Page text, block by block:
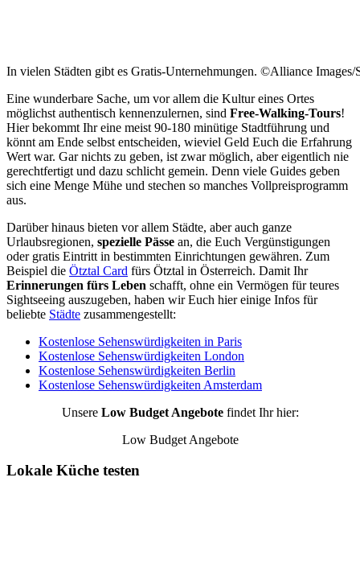
In vielen Städten gibt es Gratis-Unternehmungen. ©Alliance Images/
Eine wunderbare Sache, um vor allem die Kultur eines Ortes
möglichst authentisch kennenzulernen, sind Free-Walking-Tours!
Hier bekommt Ihr eine meist 90-180 minütige Stadtführung und
könnt am Ende selbst entscheiden, wieviel Geld Euch die Erfahrung
Wert war. Gar nichts zu geben, ist zwar möglich, aber eigentlich nie
gerechtfertigt und dazu schlicht gemein. Denn viele Guides geben
sich eine Menge Mühe und stechen so manches Vollpreisprogramm
aus.
Darüber hinaus bieten vor allem Städte, aber auch ganze
Urlaubsregionen, spezielle Pässe an, die Euch Vergünstigungen
oder gratis Eintritt in bestimmten Einrichtungen gewähren. Zum
Beispiel die Ötztal Card fürs Ötztal in Österreich. Damit Ihr
Erinnerungen fürs Leben schafft, ohne ein Vermögen für teures
Sightseeing auszugeben, haben wir Euch hier einige Infos für
beliebte Städte zusammengestellt:
Kostenlose Sehenswürdigkeiten in Paris
Kostenlose Sehenswürdigkeiten London
Kostenlose Sehenswürdigkeiten Berlin
Kostenlose Sehenswürdigkeiten Amsterdam
Unsere Low Budget Angebotefindet Ihr hier:
Low Budget Angebote
Lokale Küche testen